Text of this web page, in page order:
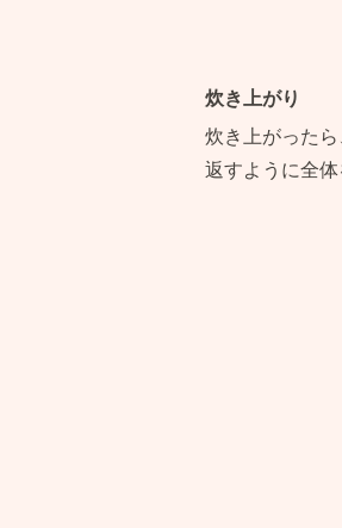
炊き上がり
炊き上がった
返すように全体